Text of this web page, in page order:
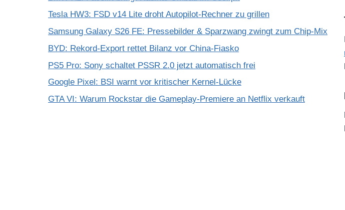
Tesla HW3: FSD v14 Lite droht Autopilot-Rechner zu grillen
Samsung Galaxy S26 FE: Pressebilder & Sparzwang zwingt zum Chip-Mix
BYD: Rekord-Export rettet Bilanz vor China-Fiasko
PS5 Pro: Sony schaltet PSSR 2.0 jetzt automatisch frei
Google Pixel: BSI warnt vor kritischer Kernel-Lücke
GTA VI: Warum Rockstar die Gameplay-Premiere an Netflix verkauft